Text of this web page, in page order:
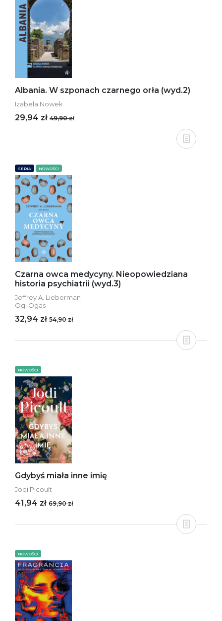
Albania. W szponach czarnego orła (wyd.2)
Izabela Nowek
29,94 zł 49,90 zł
SERIA NOWOŚCI
Czarna owca medycyny. Nieopowiedziana
historia psychiatrii (wyd.3)
Jeffrey A. Lieberman
Ogi Ogas
32,94 zł 54,90 zł
NOWOŚCI
Gdybyś miała inne imię
Jodi Picoult
41,94 zł 69,90 zł
NOWOŚCI